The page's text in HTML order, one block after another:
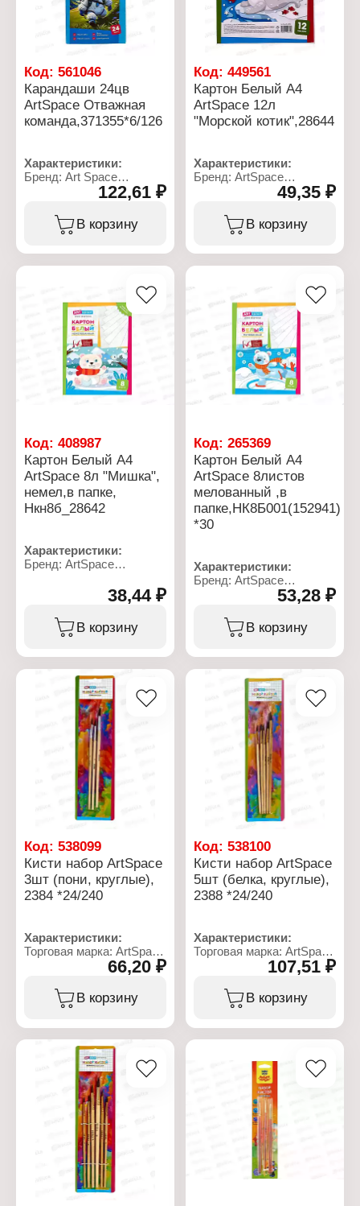
Диаметр корпуса: 7 мм
Упаковка: в коробке
Диаметр корпуса: 7 мм
Упаковка: в коробке
Код: 561046
Карандаши 24цв
ArtSpace Отважная
команда,371355*6/126
Характеристики:
Бренд: Art Space
Артикул: 371355
команда"
Тип товара: Набор
Диаметр грифеля: 2,65
Материал: пластик
Форма корпуса:
шестигранная
Длина корпуса: 175 мм
Диаметр корпуса: 7 мм
Упаковка: в коробке
122,61 ₽
В корзину
Код:449561
Картон Белый А4
ArtSpace 12л
"Морской котик",28644
Характеристики:
Бренд: ArtSpace
Артикул: 28644
Тип товара: Картон
Дизайн: "Морской котик"
Формат: А4
Тип картона:
немелованный
Упаковка: пакет
Плотность: 190 г/м2
49,35 ₽
В корзину
Код: 408987
Картон Белый А4
ArtSpace 8л "Мишка",
немел,в папке,
Нкн8б_28642
Характеристики:
Бренд: ArtSpace
Тип товара: Картон
Дизайн: "Мишка"
Формат: А4
Цвет: белый
листов
Тип картона:
немелованный
Упаковка: папка
Плотность: 190 г/м2
38,44 ₽
В корзину
Код:265369
Картон Белый А4
ArtSpace 8листов
мелованный ,в
папке,НК8Б001(152941)
*30
Характеристики:
Бренд: ArtSpace
Тип товара: Картон
Формат: А4
Тип картона: мелованный
Упаковка: папка
Плотность: 230 г/м2
53,28 ₽
В корзину
Код: 538099
Кисти набор ArtSpace
3шт (пони, круглые),
2384 *24/240
Характеристики:
Торговая марка: ArtSpace
кистей
Назначение: для
Комплектация: 3 шт
Форма: круглые
Вид ворса: пони
66,20 ₽
В корзину
Код:538100
Кисти набор ArtSpace
5шт (белка, круглые),
2388 *24/240
Характеристики:
Торговая марка: ArtSpace
Артикул: 2388
кистей
Назначение: для
Форма: круглые
Вид ворса: белка
107,51 ₽
В корзину